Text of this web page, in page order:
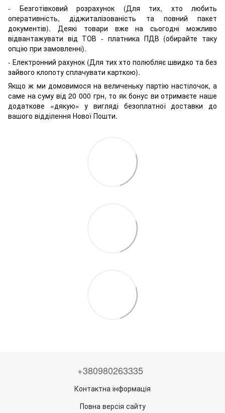
- Безготівковий розрахунок (Для тих, хто любить
оперативність, діджиталізованість та повний пакет
документів). Деякі товари вже на сьогодні можливо
відвантажувати від ТОВ - платника ПДВ (обирайте таку
опцію при замовленні).
- Електронний рахунок (Для тих хто полюбляє швидко та без
зайвого клопоту сплачувати карткою).
Якщо ж ми домовимося на величеньку партію настілочок, а
саме на суму від 20 000 грн, то як бонус ви отримаєте наше
додаткове «дякую» у вигляді безоплатної доставки до
вашого відділення Нової Пошти.
+380980263335
Контактна інформація
Повна версія сайту